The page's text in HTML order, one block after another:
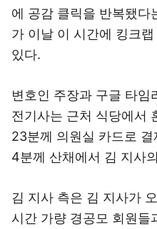
에 공감 클릭을 반복됐다
가 이날 이 시간에 킹크
있다.
변호인 주장과 구글 타임
전기사는 근처 식당에서
23분께 의원실 카드로
4분께 산채에서 김 지사
김 지사 측은 김 지사가
시간 가량 경공모 회원들